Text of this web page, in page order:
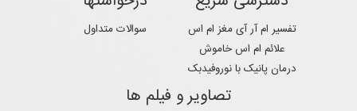
تفسیر ام آر آی مغز ام اس
علائم ام اس خاموش
درمان پانیک با نوروفیدبک
سوالات متداول
تصاویر و فیلم ها